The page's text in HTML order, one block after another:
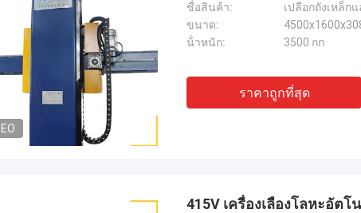
ชื่อสินค้า:
เปลือกถังเหล็ก
ขนาด:
น้ําหนัก:
3500 กก
ราคาถูกที่สุด
415V เครื่องเลืองโลหะอัตโ